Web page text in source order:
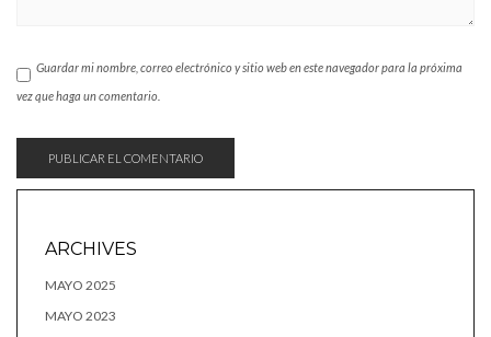
Guardar mi nombre, correo electrónico y sitio web en este navegador para la próxima
vez que haga un comentario.
ARCHIVES
MAYO 2025
MAYO 2023